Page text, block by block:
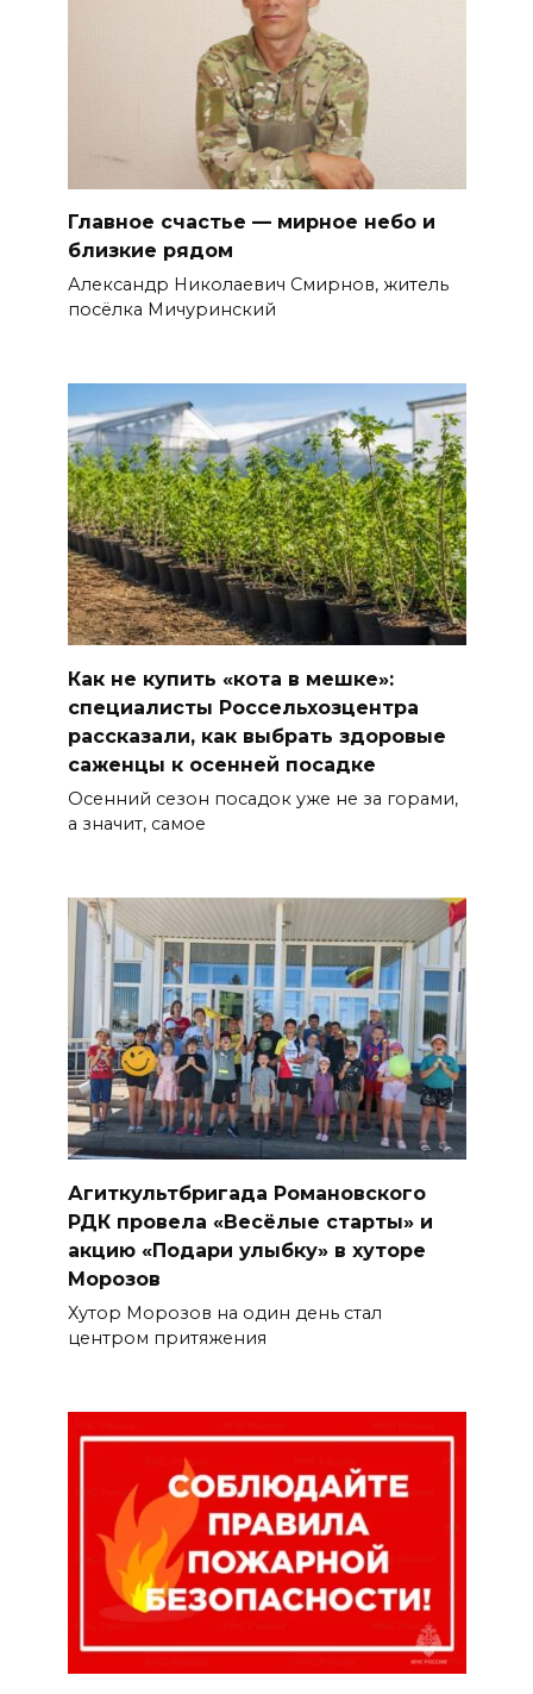
Главное счастье — мирное небо и
близкие рядом
Александр Николаевич Смирнов, житель
посёлка Мичуринский
Как не купить «кота в мешке»:
специалисты Россельхозцентра
рассказали, как выбрать здоровые
саженцы к осенней посадке
Осенний сезон посадок уже не за горами,
а значит, самое
Агиткультбригада Романовского
РДК провела «Весёлые старты» и
акцию «Подари улыбку» в хуторе
Морозов
Хутор Морозов на один день стал
центром притяжения